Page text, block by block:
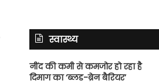
स्वास्थ्य
नींद की कमी से कमजोर हो रहा है
दिमाग का ‘ब्लड-ब्रेन बैरियर’